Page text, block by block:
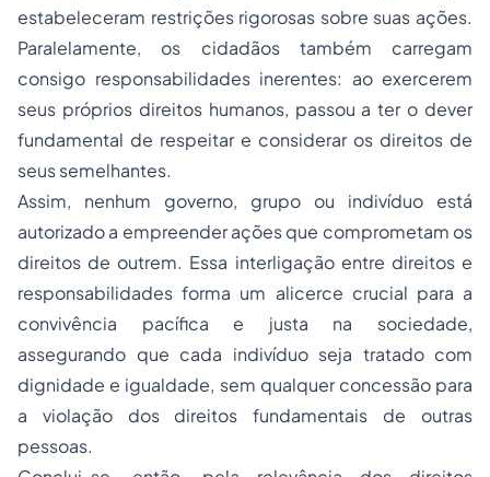
estabeleceram restrições rigorosas sobre suas ações.
Paralelamente, os cidadãos também carregam
consigo responsabilidades inerentes: ao exercerem
seus próprios direitos humanos, passou a ter o dever
fundamental de respeitar e considerar os direitos de
seus semelhantes.
Assim, nenhum governo, grupo ou indivíduo está
autorizado a empreender ações que comprometam os
direitos de outrem. Essa interligação entre direitos e
responsabilidades forma um alicerce crucial para a
convivência pacífica e justa na sociedade,
assegurando que cada indivíduo seja tratado com
dignidade e igualdade, sem qualquer concessão para
a violação dos direitos fundamentais de outras
pessoas.